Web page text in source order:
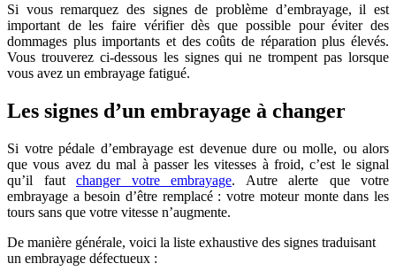
Si vous remarquez des signes de problème d’embrayage, il est
important de les faire vérifier dès que possible pour éviter des
dommages plus importants et des coûts de réparation plus élevés.
Vous trouverez ci-dessous les signes qui ne trompent pas lorsque
vous avez un embrayage fatigué.
Les signes d’un embrayage à changer
Si votre pédale d’embrayage est devenue dure ou molle, ou alors
que vous avez du mal à passer les vitesses à froid, c’est le signal
qu’il faut changer votre embrayage. Autre alerte que votre
embrayage a besoin d’être remplacé : votre moteur monte dans les
tours sans que votre vitesse n’augmente.
De manière générale, voici la liste exhaustive des signes traduisant
un embrayage défectueux :